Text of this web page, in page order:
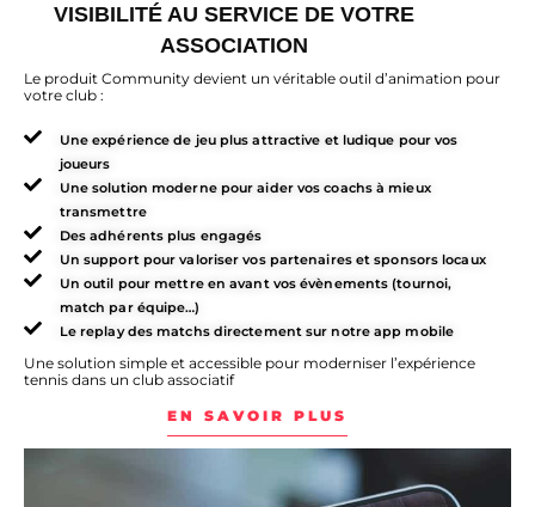
VISIBILITÉ AU SERVICE DE VOTRE
ASSOCIATION
Le produit Community devient un véritable outil d’animation pour
votre club :
Une expérience de jeu plus attractive et ludique pour vos
joueurs
Une solution moderne pour aider vos coachs à mieux
transmettre
Des adhérents plus engagés
Un support pour valoriser vos partenaires et sponsors locaux
Un outil pour mettre en avant vos évènements (tournoi,
match par équipe…)
Le replay des matchs directement sur notre app mobile
Une solution simple et accessible pour moderniser l’expérience
tennis dans un club associatif
EN SAVOIR PLUS